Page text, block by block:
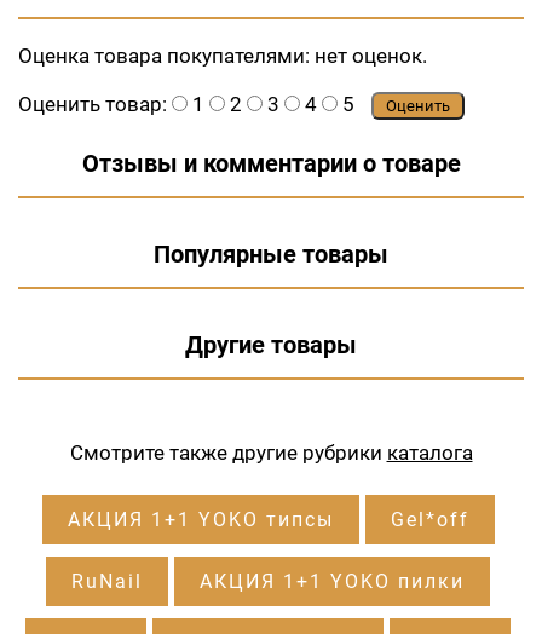
Оценка товара покупателями: нет оценок.
Оценить товар:
1 2 3 4 5 Оценить
Отзывы и комментарии о товаре
Популярные товары
Другие товары
Смотрите также другие рубрики каталога
АКЦИЯ 1+1 YOKO типсы Gel*off
RuNail АКЦИЯ 1+1 YOKO пилки